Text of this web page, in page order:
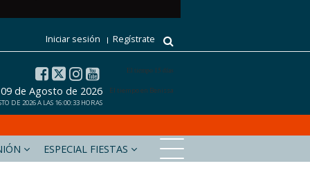
Iniciar sesión Regístrate
El tiempo 15 días
El tiempo en Benissa
de Agosto de 2026
DE 2026 A LAS 16:00:33 HORAS
xabiaaldia.com Marinabaixadigital.com
ESPECIAL FIESTAS